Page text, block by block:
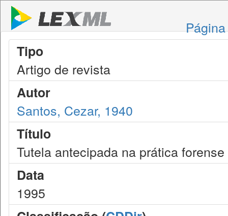
Tipo
Artigo de revista
Autor
Santos, Cezar, 1940
Título
Tutela antecipada na prática
Data
1995